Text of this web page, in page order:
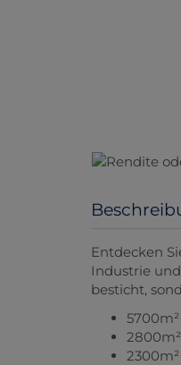
Entdecken
Industrie
besticht,